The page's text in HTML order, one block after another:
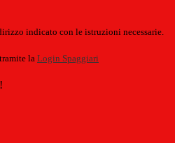
indicato con le istruzioni necessarie.
la Login Spaggiari